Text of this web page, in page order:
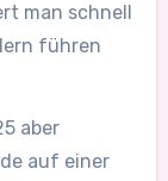
man schnell
führen
aber
auf einer